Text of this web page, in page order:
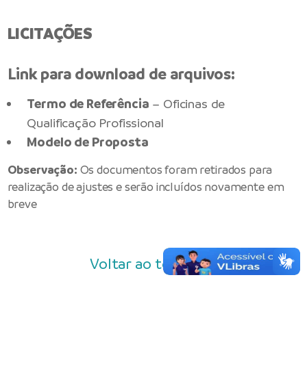
LICITAÇÕES
Link para download de arquivos:
Termo de Referência – Oficinas de
Qualificação Profissional
Modelo de Proposta
Observação: Os documentos foram retirados para
realização de ajustes e serão incluídos novamente em
breve
Voltar ao topo